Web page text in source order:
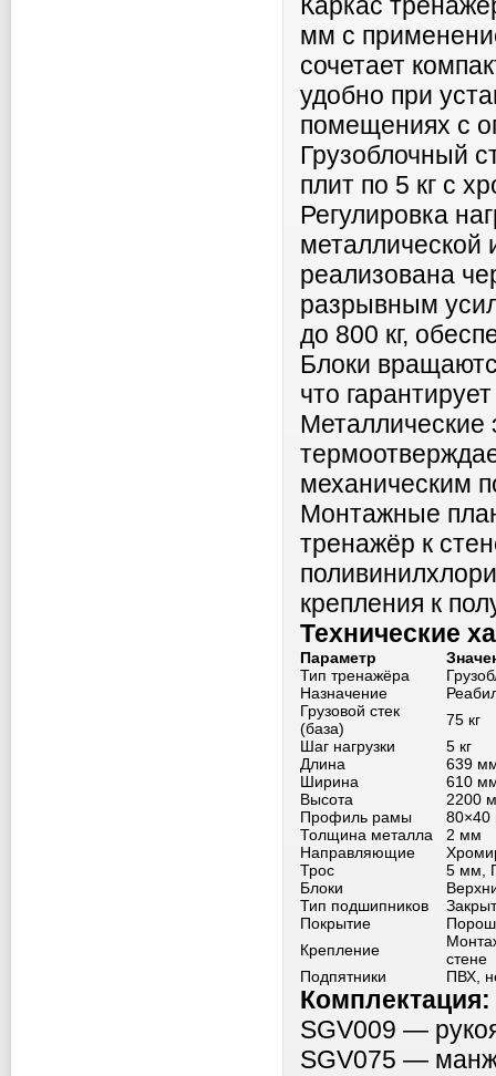
мм с
сочетает
удобно при
помещениях с
Грузоблочный
плит по 5 кг с
Регулировка
металлической
реализована
разрывным
до 800 кг,
Блоки
что
механическим
Монтажные
тренажёр к
крепления к
Технические
Параметр
Тип тренажёра
Назначение
Грузовой стек
(база)
75 кг
Шаг нагрузки
5 кг
Длина
639
Ширина
610
Высота
2200
Профиль рамы
Толщина металла
2 мм
Направляющие
Трос
5 мм,
Блоки
Тип подшипников
Покрытие
Крепление
стене
Подпятники
ПВХ,
Комплектация:
SGV009 —
SGV075 —